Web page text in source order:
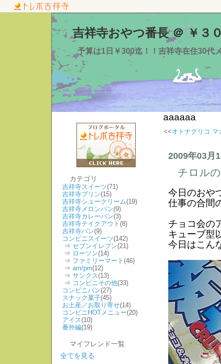
吉祥寺おやつ番長 ＠ ￥３
予算は1日￥300迄！！吉祥寺在住30代
カテゴリ
吉祥寺スイーツ(71)
吉祥寺プリン(15)
吉祥寺シュークリーム(19)
吉祥寺メロンパン(9)
吉祥寺カレーパン(3)
吉祥寺テイクアウト (8)
吉祥寺パン(9)
コンビニスイーツ(142)
⇒ セブンイレブン(21)
⇒ ローソン(14)
⇒ ファミリーマート (46)
⇒ am/pm(12)
⇒ サンクス(13)
⇒ コンビニその他(33)
コンビニパン(27)
スナック菓子(45)
お土産／お取り寄せ(14)
コンビニHOTメニュー(20)
アイス(10)
番外編(19)
マイフレンド一覧
全てを見る
aaaaaa
<<オトナグリコ マ
2009年03月
チロル
今日のおや
仕事の合間
チョコ会の
キューブ型
今日はこん